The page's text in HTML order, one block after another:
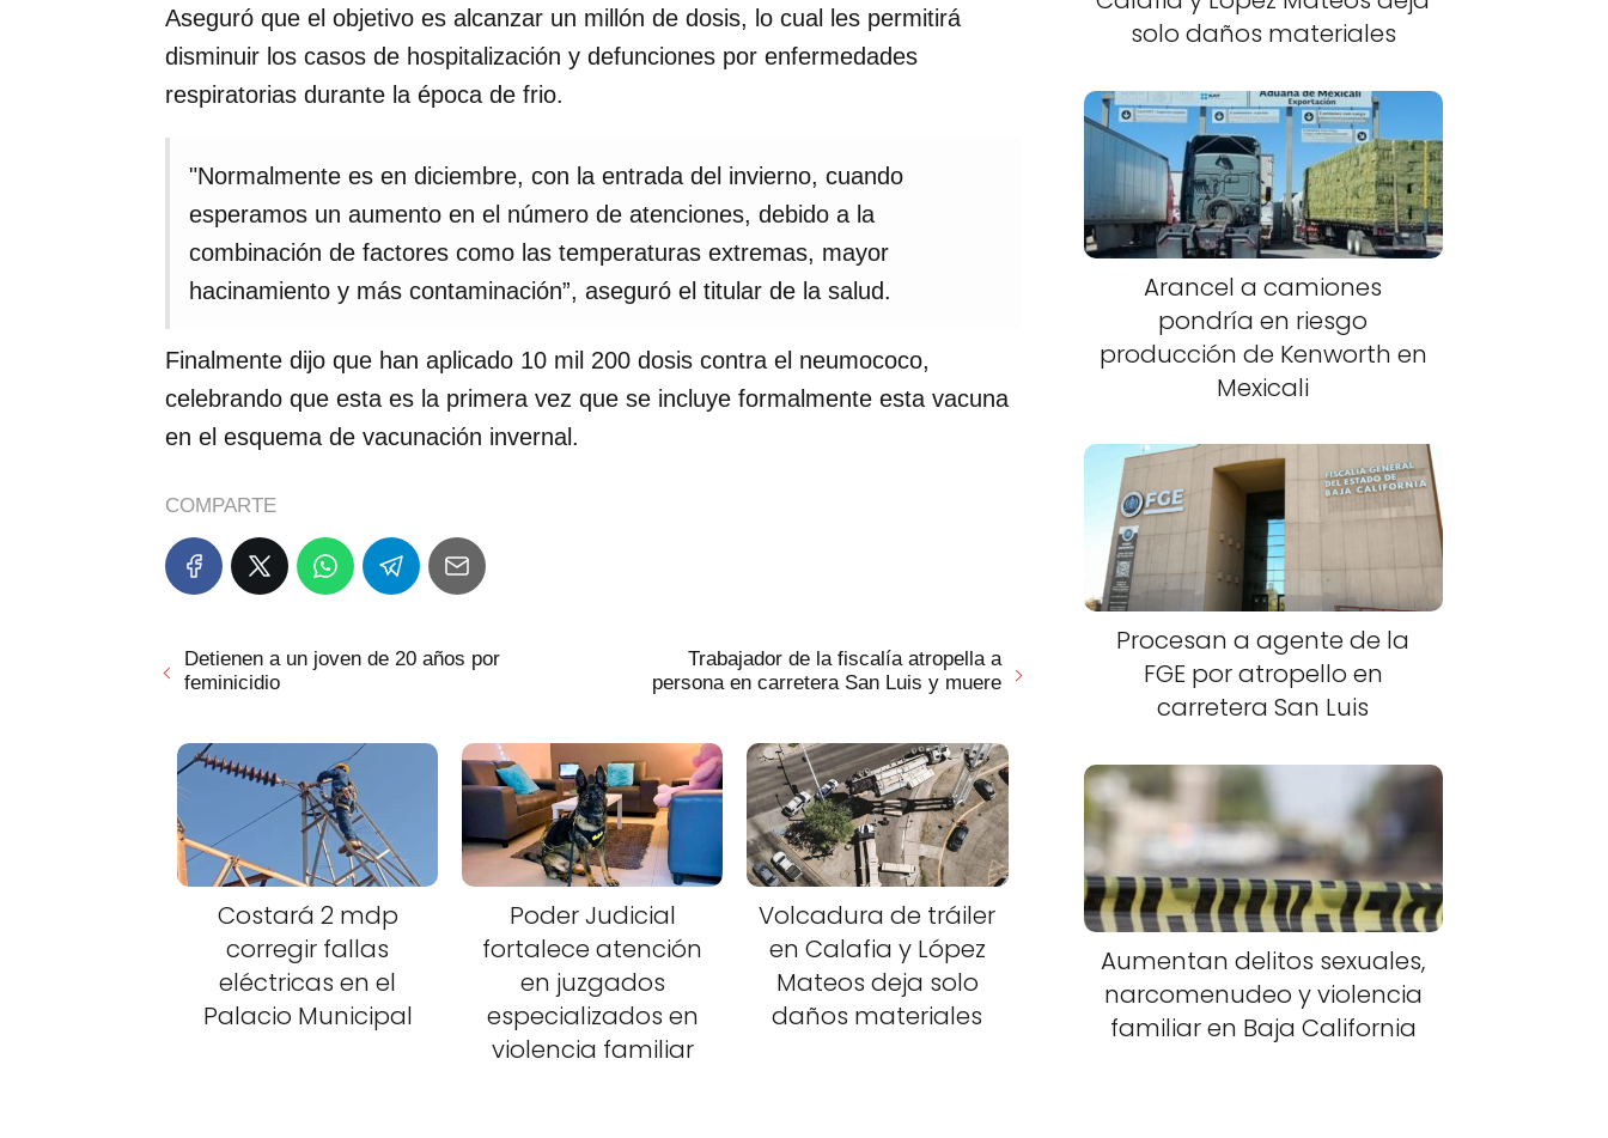
Aseguró que el objetivo es alcanzar un millón de dosis, lo cual les permitirá
disminuir los casos de hospitalización y defunciones por enfermedades
respiratorias durante la época de frio.
"Normalmente es en diciembre, con la entrada del invierno, cuando
esperamos un aumento en el número de atenciones, debido a la
combinación de factores como las temperaturas extremas, mayor
hacinamiento y más contaminación”, aseguró el titular de la salud.
Finalmente dijo que han aplicado 10 mil 200 dosis contra el neumococo,
celebrando que esta es la primera vez que se incluye formalmente esta vacuna
en el esquema de vacunación invernal.
COMPARTE
Detienen a un joven de 20 años por
feminicidio
Trabajador de la fiscalía atropella a
persona en carretera San Luis y muere
Costará 2 mdp
corregir fallas
eléctricas en el
Palacio Municipal
Poder Judicial
fortalece atención
en juzgados
especializados en
violencia familiar
Volcadura de tráiler
en Calafia y López
Mateos deja solo
daños materiales
solo daños materiales
Arancel a camiones
pondría en riesgo
producción de Kenworth en
Mexicali
Procesan a agente de la
FGE por atropello en
carretera San Luis
Aumentan delitos sexuales,
narcomenudeo y violencia
familiar en Baja California